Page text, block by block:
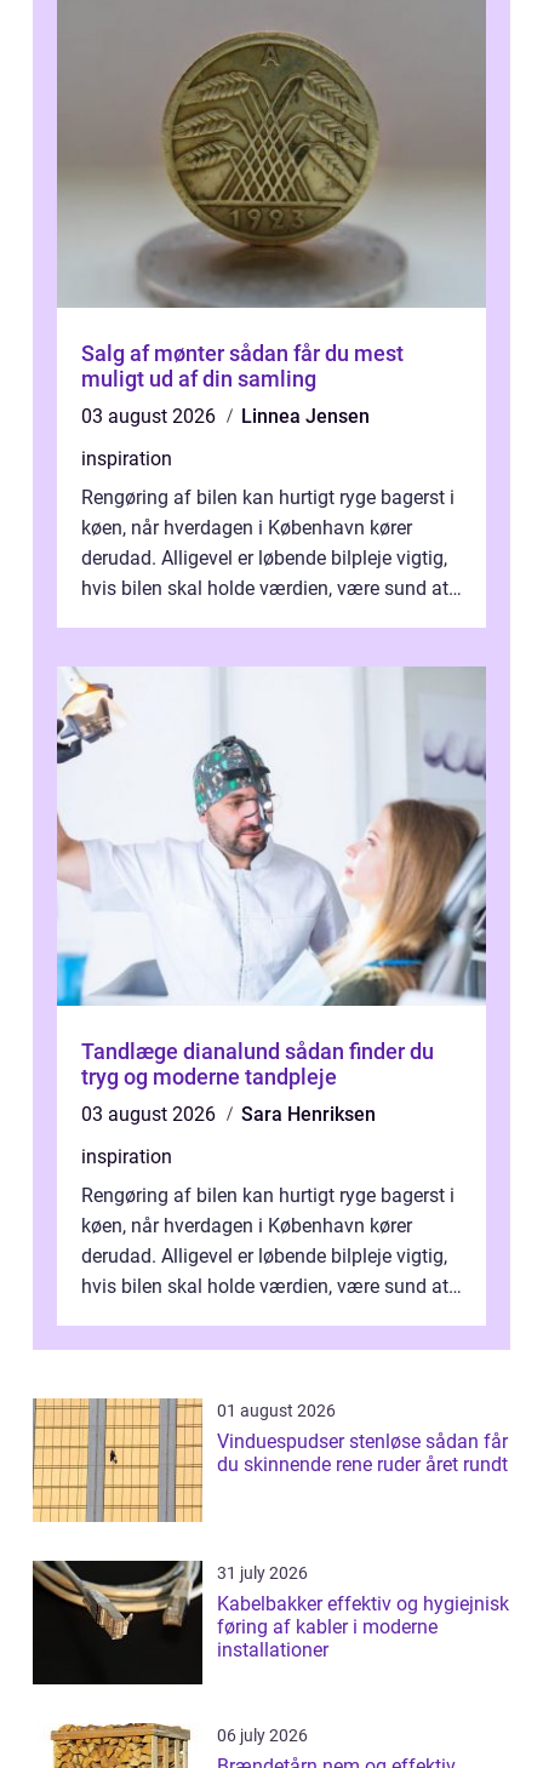
Salg af mønter sådan får du mest
muligt ud af din samling
03 august 2026
Linnea Jensen
inspiration
Rengøring af bilen kan hurtigt ryge bagerst i
køen, når hverdagen i København kører
derudad. Alligevel er løbende bilpleje vigtig,
hvis bilen skal holde værdien, være sund at
Tandlæge dianalund sådan finder du
tryg og moderne tandpleje
03 august 2026
Sara Henriksen
inspiration
Rengøring af bilen kan hurtigt ryge bagerst i
køen, når hverdagen i København kører
derudad. Alligevel er løbende bilpleje vigtig,
hvis bilen skal holde værdien, være sund at
01 august 2026
Vinduespudser stenløse sådan får
du skinnende rene ruder året rundt
31 july 2026
Kabelbakker effektiv og hygiejnisk
føring af kabler i moderne
installationer
06 july 2026